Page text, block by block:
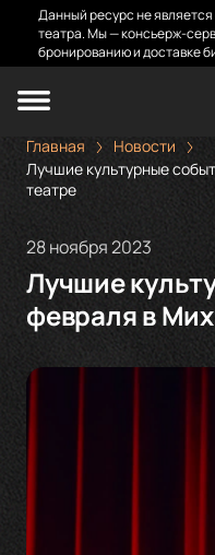
Данный ресурс не
театра. Мы — консьерж-
бронированию и доставке
Главная
Новости
Лучшие культурные
театре
28 ноября 2023
Лучшие
февраля в